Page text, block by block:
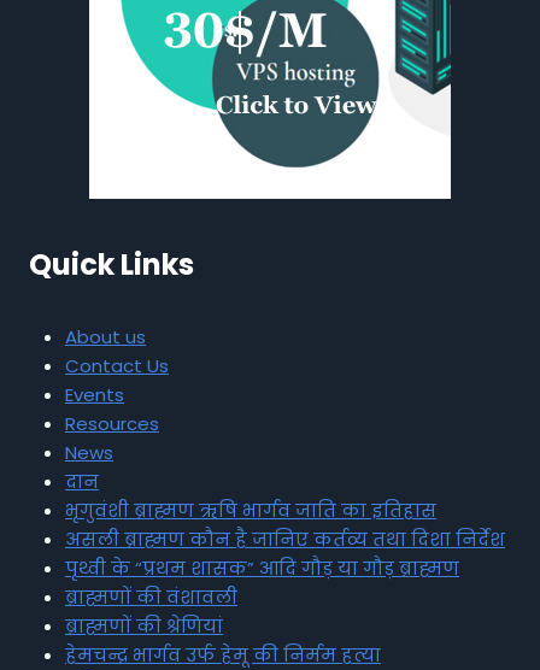
Quick Links
About us
Contact Us
Events
Resources
News
दान
भृगुवंशी ब्राह्मण ऋषि भार्गव जाति का इतिहास
असली ब्राह्मण कौन है जानिए कर्तव्य तथा दिशा निर्देश
पृथ्वी के “प्रथम शासक” आदि गौड़ या गौड़ ब्राह्मण
ब्राह्मणों की वंशावली
ब्राह्मणों की श्रेणियां
हेमचन्द्र भार्गव उर्फ हेमू की निर्मम हत्या